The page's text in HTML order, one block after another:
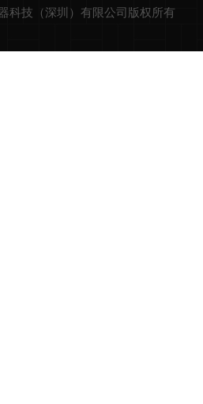
科技（深圳）有限公司版权所有